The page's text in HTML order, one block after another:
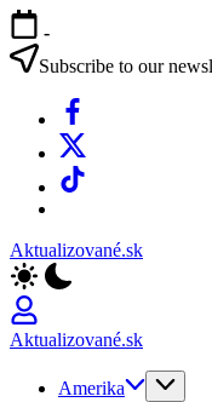
Skip
to
content
-
Subscribe to our
Facebook
X
TikTok
Aktualizované.sk
Aktualizované.sk
Amerika